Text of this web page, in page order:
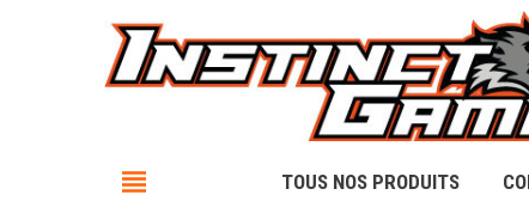
view_headline TOUS NOS PRODUITS